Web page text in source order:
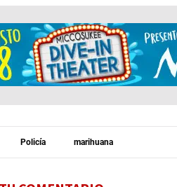
Policía marihuana